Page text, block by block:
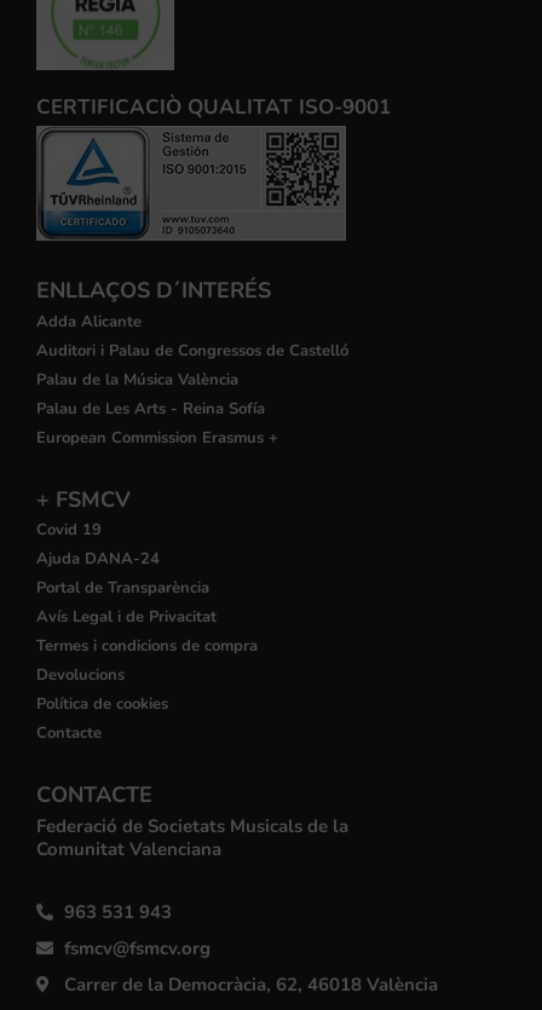
CERTIFICACIÒ QUALITAT ISO-9001
ENLLAÇOS D´INTERÉS
Adda Alicante
Auditori i Palau de Congressos de Castelló
Palau de la Música València
Palau de Les Arts - Reina Sofía
European Commission Erasmus +
+ FSMCV
Covid 19
Ajuda DANA-24
Portal de Transparència
Avís Legal i de Privacitat
Termes i condicions de compra
Devolucions
Política de cookies
Contacte
CONTACTE
Federació de Societats Musicals de la
Comunitat Valenciana
963 531 943
fsmcv@fsmcv.org
Carrer de la Democràcia, 62, 46018 València